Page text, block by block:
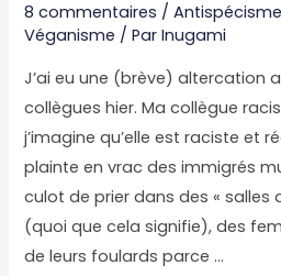
8 commentaires /
Véganisme / ParInugami
J’ai eu une (brève) altercation
collègues hier. Ma collègue
j’imagine qu’elle est raciste et
plainte en vrac des immigrés
culot de prier dans des « salles
(quoi que cela signifie), des
de leurs foulards parce …